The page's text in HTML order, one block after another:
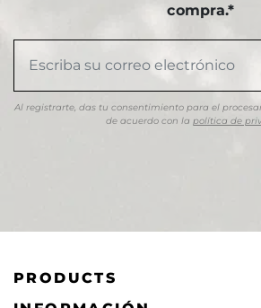
compra.*
Al registrarte, das tu consentimiento para el
de acuerdo con la política de
PRODUCTS